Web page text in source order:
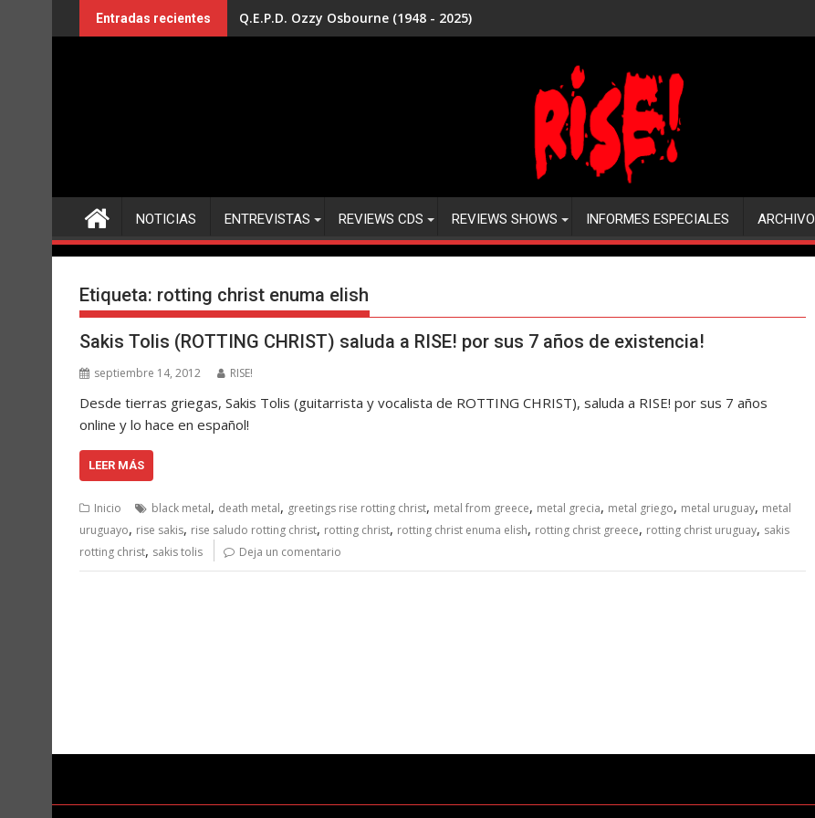
al
Entradas recientes Q.E.P.D. Ozzy Osbourne (1948 - 2025)
NOTICIAS ENTREVISTAS REVIEWS CDS REVIEWS SHOWS INFORMES ESPECIALES ARCHIVO
Etiqueta: rotting christ enuma elish
Sakis Tolis (ROTTING CHRIST) saluda a RISE! por sus 7 años de existencia!
septiembre 14, 2012 RISE!
Desde tierras griegas, Sakis Tolis (guitarrista y vocalista de ROTTING CHRIST), saluda a RISE! por sus 7 años
online y lo hace en español!
LEER MÁS
Inicio black metal, death metal, greetings rise rotting christ, metal from greece, metal grecia, metal griego, metal uruguay, metal
uruguayo, rise sakis, rise saludo rotting christ, rotting christ, rotting christ enuma elish, rotting christ greece, rotting christ uruguay, sakis
rotting christ, sakis tolis Deja un comentario